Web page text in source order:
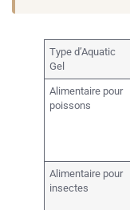
Type d’Aquatic
Gel
Alimentaire pour
poissons
Alimentaire pour
insectes